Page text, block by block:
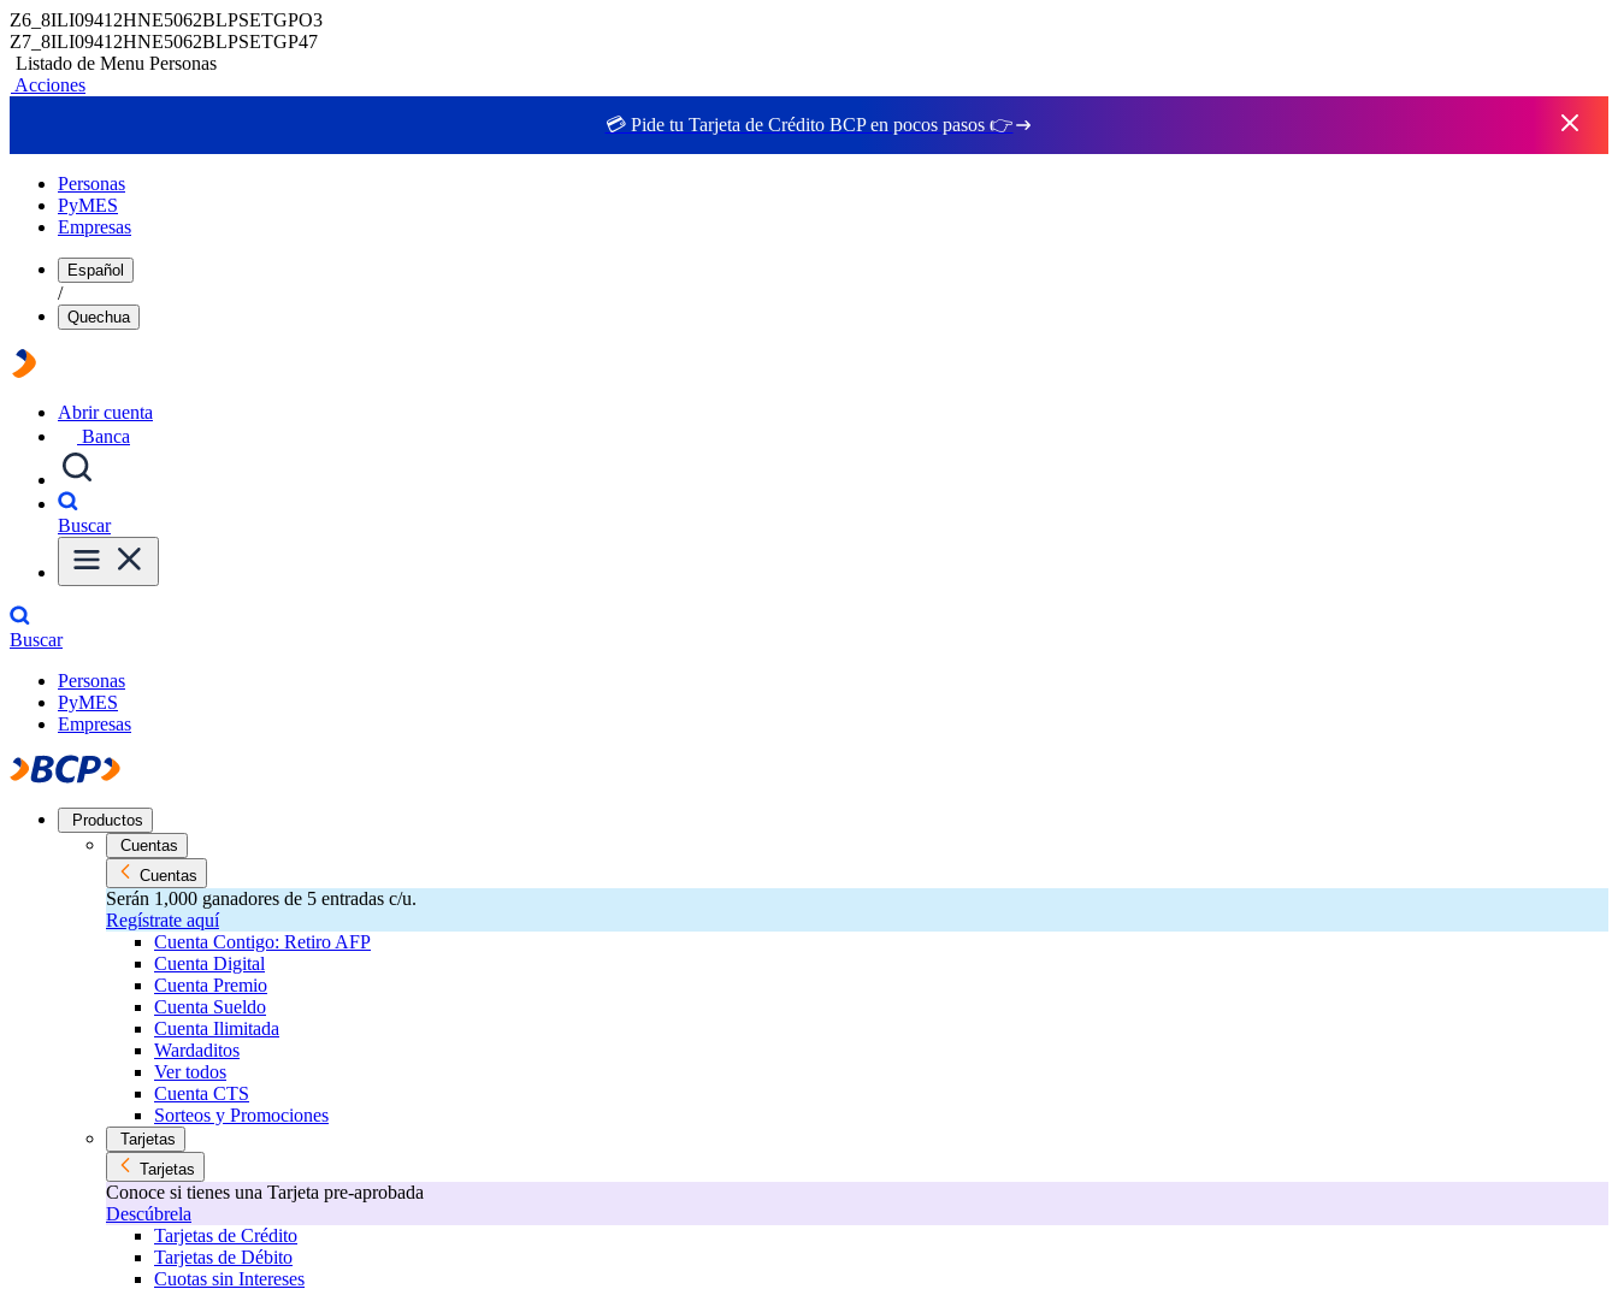
Z6_8ILI09412HNE5062BLPSETGPO3
Z7_8ILI09412HNE5062BLPSETGP47
Listado de Menu Personas
Acciones
💳 Pide tu Tarjeta de Crédito BCP en pocos pasos 👉
Personas
PyMES
Empresas
Español
/
Quechua
Abrir cuenta
Banca
Buscar
Buscar
Personas
PyMES
Empresas
Productos
Cuentas
Cuentas
Serán 1,000 ganadores de 5 entradas c/u.
Regístrate aquí
Cuenta Contigo: Retiro AFP
Cuenta Digital
Cuenta Premio
Cuenta Sueldo
Cuenta Ilimitada
Wardaditos
Ver todos
Cuenta CTS
Sorteos y Promociones
Tarjetas
Tarjetas
Conoce si tienes una Tarjeta pre-aprobada
Descúbrela
Tarjetas de Crédito
Tarjetas de Débito
Cuotas sin Intereses